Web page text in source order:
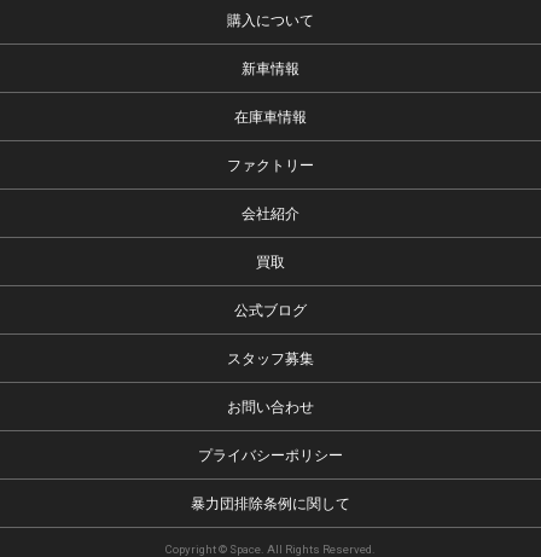
購入について
新車情報
在庫車情報
ファクトリー
会社紹介
買取
公式ブログ
スタッフ募集
お問い合わせ
プライバシーポリシー
暴力団排除条例に関して
Copyright © Space. All Rights Reserved.